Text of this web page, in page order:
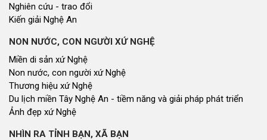
Nghiên cứu - trao đổi
Kiến giải Nghệ An
NON NƯỚC, CON NGƯỜI XỨ NGHỆ
Miền di sản xứ Nghệ
Non nước, con người xứ Nghệ
Thương hiệu xứ Nghệ
Du lịch miền Tây Nghệ An - tiềm năng và giải pháp phát triển
Ảnh đẹp xứ Nghệ
NHÌN RA TỈNH BẠN, XÃ BẠN